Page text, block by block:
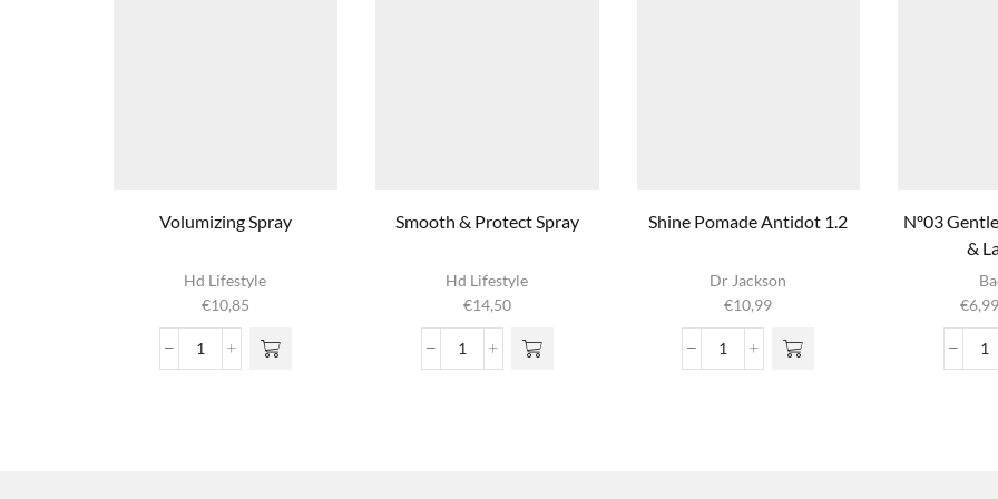
Volumizing Spray
Hd Lifestyle
€10,85
Volumizing
Smooth & Protect Spray
Hd Lifestyle
€14,50
Smooth
Shine Pomade Antidot 1.2
Dr Jackson
€10,99
Shine
Nº03
&
€6,99